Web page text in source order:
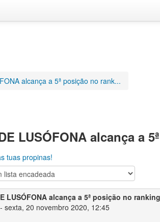
alcança a 5ª posição no rank...
LUSÓFONA alcança a
tuas propinas!
LUSÓFONA alcança a 5ª posição no
-sexta, 20 novembro 2020, 12:45